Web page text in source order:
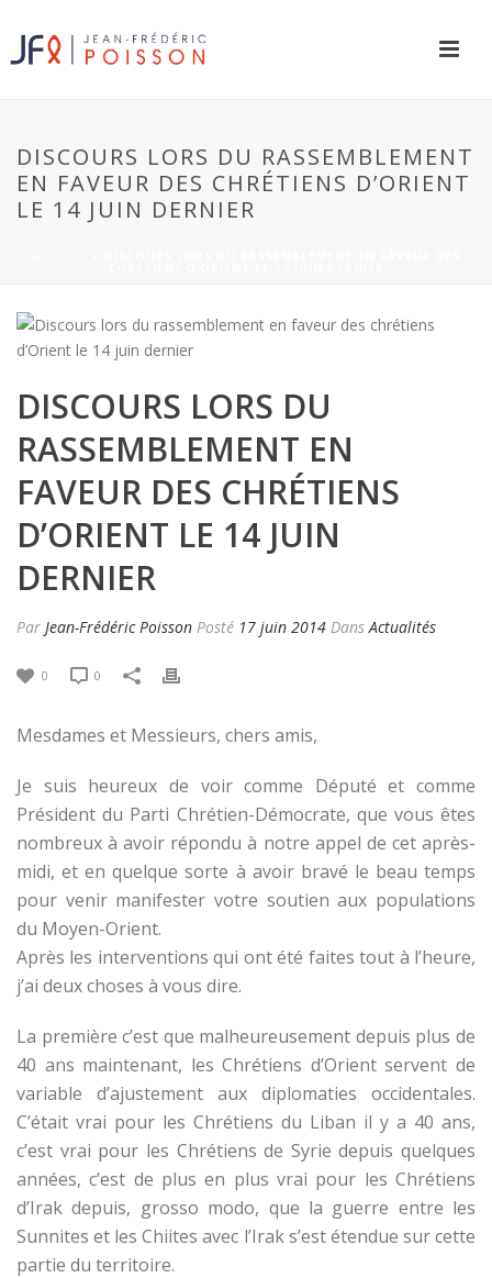
DISCOURS LORS DU RASSEMBLEMENT
EN FAVEUR DES CHRÉTIENS D’ORIENT
LE 14 JUIN DERNIER
DISCOURS LORS DU
RASSEMBLEMENT EN
FAVEUR DES CHRÉTIENS
D’ORIENT LE 14 JUIN
DERNIER
Par Jean-Frédéric Poisson Posté 17 juin 2014 DansActualités
0 0
Mesdames et Messieurs, chers amis,
Je suis heureux de voir comme Député et comme
Président du Parti Chrétien-Démocrate, que vous êtes
nombreux à avoir répondu à notre appel de cet après-
midi, et en quelque sorte à avoir bravé le beau temps
pour venir manifester votre soutien aux populations
du Moyen-Orient.
Après les interventions qui ont été faites tout à l’heure,
j’ai deux choses à vous dire.
La première c’est que malheureusement depuis plus de
40 ans maintenant, les Chrétiens d’Orient servent de
variable d’ajustement aux diplomaties occidentales.
C’était vrai pour les Chrétiens du Liban il y a 40 ans,
c’est vrai pour les Chrétiens de Syrie depuis quelques
années, c’est de plus en plus vrai pour les Chrétiens
d’Irak depuis, grosso modo, que la guerre entre les
Sunnites et les Chiites avec l’Irak s’est étendue sur cette
partie du territoire.